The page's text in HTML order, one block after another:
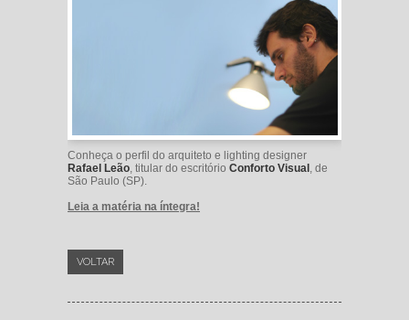
Conheça o perfil do arquiteto e lighting designer
Rafael Leão, titular do escritório Conforto Visual , de
São Paulo (SP).
Leia a matéria na íntegra!
VOLTAR